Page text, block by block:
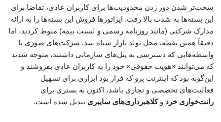
سخت‌تر شدن دور زدن محدودیت‌ها برای کاربران عادی، تقاضا برای
این بسته‌ها به شدت بالا رفت. اپراتورها فروش این بسته‌ها را به ارائه
مدارک شرکتی (مانند روزنامه رسمی و لیست بیمه) منوط کردند، اما
دقیقاً همین نقطه، محل تولد بازار سیاه شد. شرکت‌های صوری یا
واسطه‌هایی که دسترسی به پنل‌های سازمانی داشتند، متوجه شدند
که می‌توانند «هویت حقوقی» خود را به کاربران عادی بفروشند و
این‌گونه بود که اینترنت پرو که قرار بود ابزاری برای تسهیل
فعالیت‌های تخصصی و تجاری باشد، اکنون به بستری برای
رانت‌خواری خرد وکلاهبرداری‌های سایبری تبدیل شده است.